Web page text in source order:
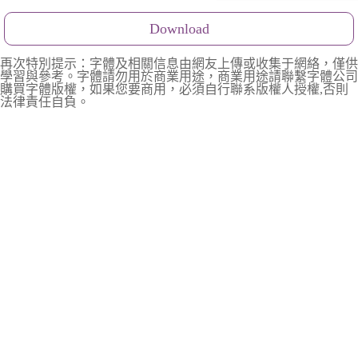
Download
再次特別提示：字體及相關信息由網友上傳或收集于網絡，僅供
學習與參考。字體請勿用於商業用途，商業用途請聯繫字體公司
購買字體版權，如果您要商用，必須自行聯系版權人授權,否則
法律責任自負。